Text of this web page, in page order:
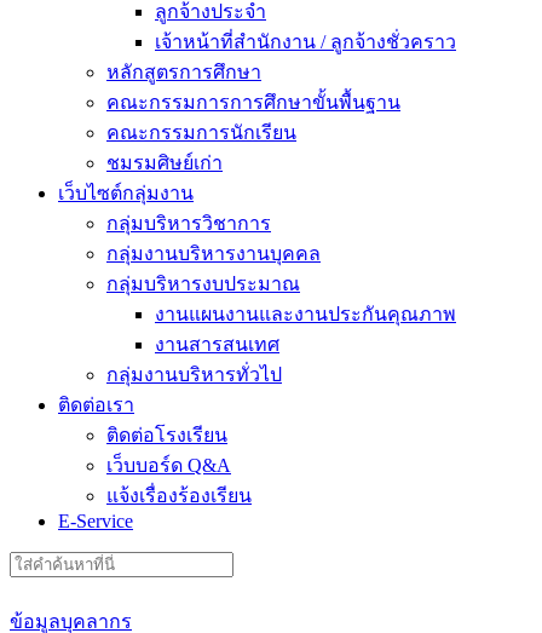
ลูกจ้างประจำ
เจ้าหน้าที่สำนักงาน / ลูกจ้างชั่วคราว
หลักสูตรการศึกษา
คณะกรรมการการศึกษาขั้นพื้นฐาน
คณะกรรมการนักเรียน
ชมรมศิษย์เก่า
เว็บไซต์กลุ่มงาน
กลุ่มบริหารวิชาการ
กลุ่มงานบริหารงานบุคคล
กลุ่มบริหารงบประมาณ
งานแผนงานและงานประกันคุณภาพ
งานสารสนเทศ
กลุ่มงานบริหารทั่วไป
ติดต่อเรา
ติดต่อโรงเรียน
เว็บบอร์ด Q&A
แจ้งเรื่องร้องเรียน
E-Service
Search
for:
ข้อมูลบุคลากร